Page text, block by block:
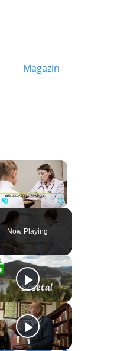
Magazin
×
Unmute Fullscreen
Now Playing